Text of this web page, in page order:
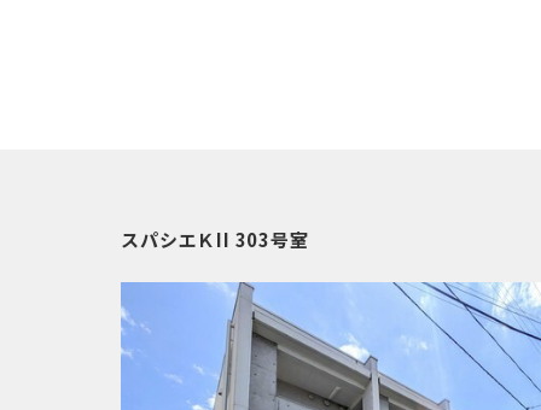
スパシエＫII 303号室